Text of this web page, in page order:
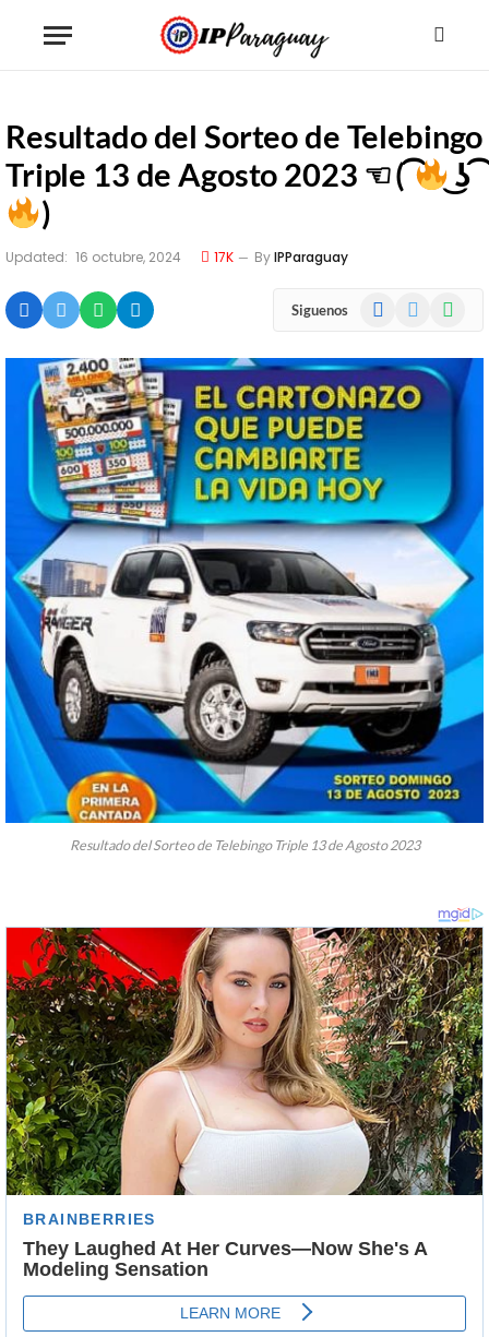
Resultado del Sorteo de Telebingo
Triple 13 de Agosto 2023 ☜ ( ͡
͜ʖ ͡
)
Updated: 16 octubre, 2024 17K ByIPParaguay
Siguenos Facebook
Resultado del Sorteo de Telebingo Triple 13 de Agosto 2023